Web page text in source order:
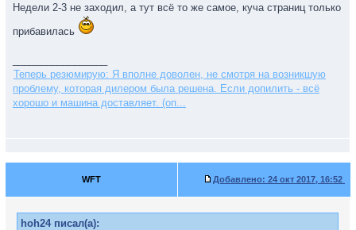
Недели 2-3 не заходил, а тут всё то же самое, куча страниц только
прибавилась
Теперь резюмирую: Я вполне доволен, не смотря на возникшую
проблему, которая дилером была решена. Если допилить - всё
хорошо и машина доставляет. (оп...
WFT Добавлено: 24 окт 2017, 16:52
hoh24 писал(а):